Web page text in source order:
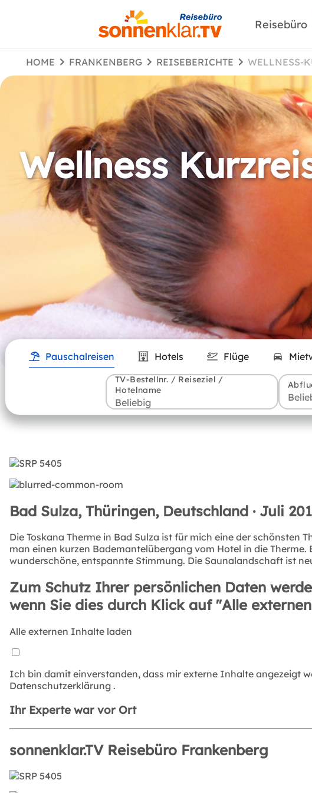
Reisebüro
HOME FRANKENBERG REISEBERICHTE
Wellness
Pauschalreisen Hotels Flüge
TV-Bestellnr. / Reiseziel /
Hotelname
Bad Sulza, Thüringen, Deutschland · Juli
Die Toskana Therme in Bad Sulza ist für mich eine der
man einen kurzen Bademantelübergang vom Hotel in die
wunderschöne, entspannte Stimmung. Die Saunalandschaft ist
Zum Schutz Ihrer persönlichen Daten
wenn Sie dies durch Klick auf "Alle
Alle externen Inhalte laden
Ich bin damit einverstanden, dass mir externe Inhalte angezeigt
Datenschutzerklärung .
Ihr Experte war vor Ort
sonnenklar.TV Reisebüro Frankenberg